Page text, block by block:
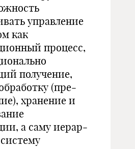
управление
как
процесс,
получение,
(пре­
хранение и
а саму иерар­